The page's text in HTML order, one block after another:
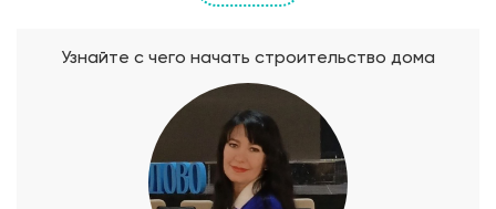
светлой штукатурки и натурального дерева, двускатная
проекта - патио: просторная терраса с выходом из
отдыха и обеденной группой. Проектом предусмотрены
кухня, гостиная, мастер спальня, две детские спальни,
гардеробные комнаты, постирочная, кладовая.
Особенностью проекта являются продуманное
зонирование, отсутствие перегруженности,а также связь с
Узнайте с чего начать строительство дома